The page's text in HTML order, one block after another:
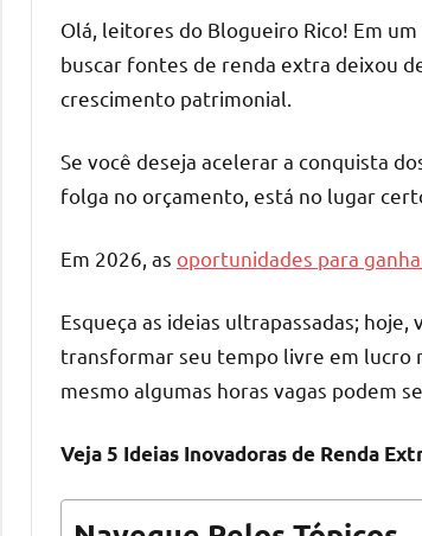
Olá, leitores do Blogueiro Rico! Em
buscar fontes de renda extra deixou
crescimento patrimonial.
Se você deseja acelerar a conquista
folga no orçamento, está no lugar
Em 2026, as oportunidades para
Esqueça as ideias ultrapassadas;
transformar seu tempo livre em lucro
mesmo algumas horas vagas podem
Veja 5 Ideias Inovadoras de Renda